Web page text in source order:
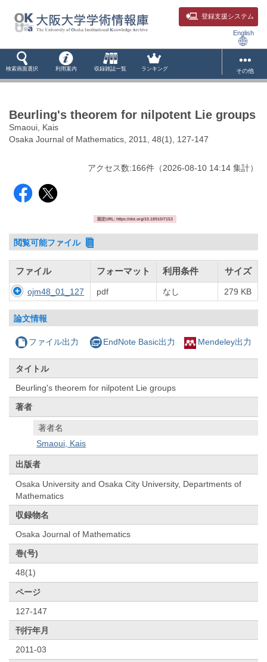
登録支援システム
English
検索画面選択 利用案内 収録雑誌一覧 ランキング その他
Beurling's theorem for nilpotent Lie groups
Smaoui, Kais
Osaka Journal of Mathematics, 2011, 48(1), 127-147
アクセス数:166件 （2026-08-10 14:14 集計）
固定URL: https://doi.org/10.18910/7153
閲覧可能ファイル
ファイル フォーマット 利用条件 サイズ
ojm48_01_127 pdf なし 279 KB
論文情報
ファイル出力 EndNote Basic出力 Mendeley出力
タイトル
Beurling's theorem for nilpotent Lie groups
著者
著者名
Smaoui, Kais
出版者
Osaka University and Osaka City University, Departments of
Mathematics
収録物名
Osaka Journal of Mathematics
巻(号)
48(1)
ページ
127-147
刊行年月
2011-03